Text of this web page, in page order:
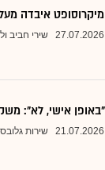
מיקרוסופט איבדה מעל
27.07.2026 שירי חביב
"באופן אישי, לא":
21.07.2026 שירות גלובס